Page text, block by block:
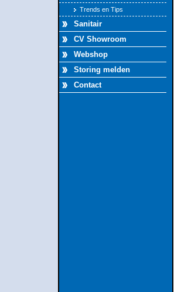
Trends en Tips
Sanitair
CV Showroom
Webshop
Storing melden
Contact